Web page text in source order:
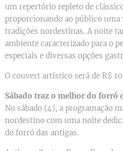
um repertório repleto de
proporcionando ao público uma
tradições nordestinas. A noite
ambiente caracterizado para o
especiais e diversas opções
O couvert artístico será de R$
Sábado traz o melhor do forró
No sábado (4), a programação
nordestino com uma noite
do forró das antigas.